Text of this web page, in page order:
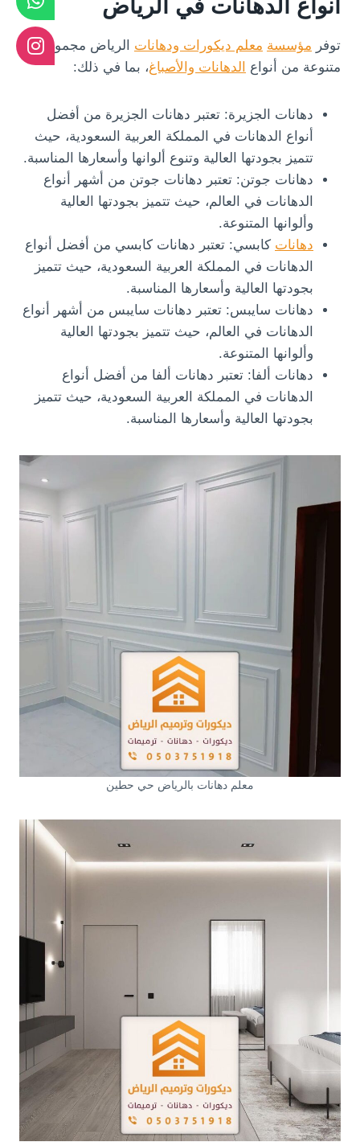
أنواع الدهانات في الرياض
توفر مؤسسة معلم ديكورات ودهانات الرياض مجموعة
متنوعة من أنواع
الدهانات والأصباغ، بما في ذلك:
دهانات الجزيرة: تعتبر دهانات الجزيرة من أفضل
أنواع الدهانات في المملكة العربية السعودية، حيث
تتميز بجودتها العالية وتنوع ألوانها وأسعارها المناسبة.
دهانات جوتن: تعتبر دهانات جوتن من أشهر أنواع
الدهانات في العالم، حيث تتميز بجودتها العالية
وألوانها المتنوعة.
دهانات كابسي: تعتبر دهانات كابسي من أفضل أنواع
الدهانات في المملكة العربية السعودية، حيث تتميز
بجودتها العالية وأسعارها المناسبة.
دهانات سايبس: تعتبر دهانات سايبس من أشهر أنواع
الدهانات في العالم، حيث تتميز بجودتها العالية
وألوانها المتنوعة.
دهانات ألفا: تعتبر دهانات ألفا من أفضل أنواع
الدهانات في المملكة العربية السعودية، حيث تتميز
بجودتها العالية وأسعارها المناسبة.
معلم دهانات بالرياض حي حطين